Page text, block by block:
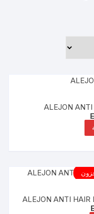
ALEJON ANTI
ALEJON ANTI HAIR